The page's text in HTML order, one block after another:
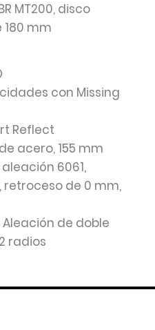
MT200, disco
mm
con Missing
Reflect
acero, 155 mm
6061,
de 0 mm,
Aleación de doble
radios